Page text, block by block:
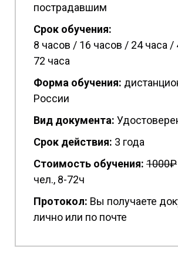
пострадавшим
Срок обучения:
8 часов / 16 часов / 24 часа /
72 часа
Форма обучения:
России
Вид документа:
Срок действия: 3 года
Стоимость обучения: 1000₽
чел., 8-72ч
Протокол: Вы получаете
лично или по почте